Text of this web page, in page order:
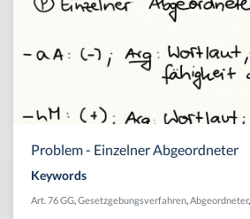
Problem - Einzelner Abgeordneter
Keywords
Art. 76 GG Gesetzgebungsverfahren Abgeordneter,